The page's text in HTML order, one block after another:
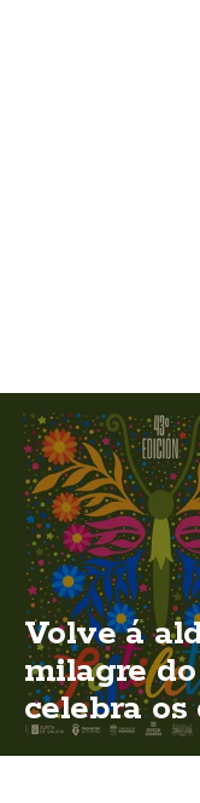
Volve á
milagre
celebra os
agosto